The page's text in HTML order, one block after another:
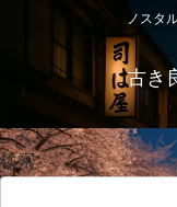
ノスタ
古き
検索